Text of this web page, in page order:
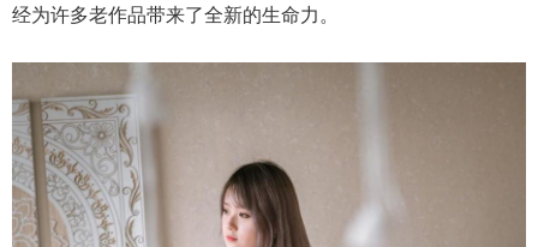
经为许多老作品带来了全新的生命力。